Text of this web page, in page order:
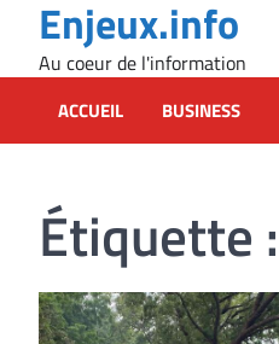
content
Enjeux.info
Au coeur de l'information
ACCUEIL BUSINESS
Étiquette :